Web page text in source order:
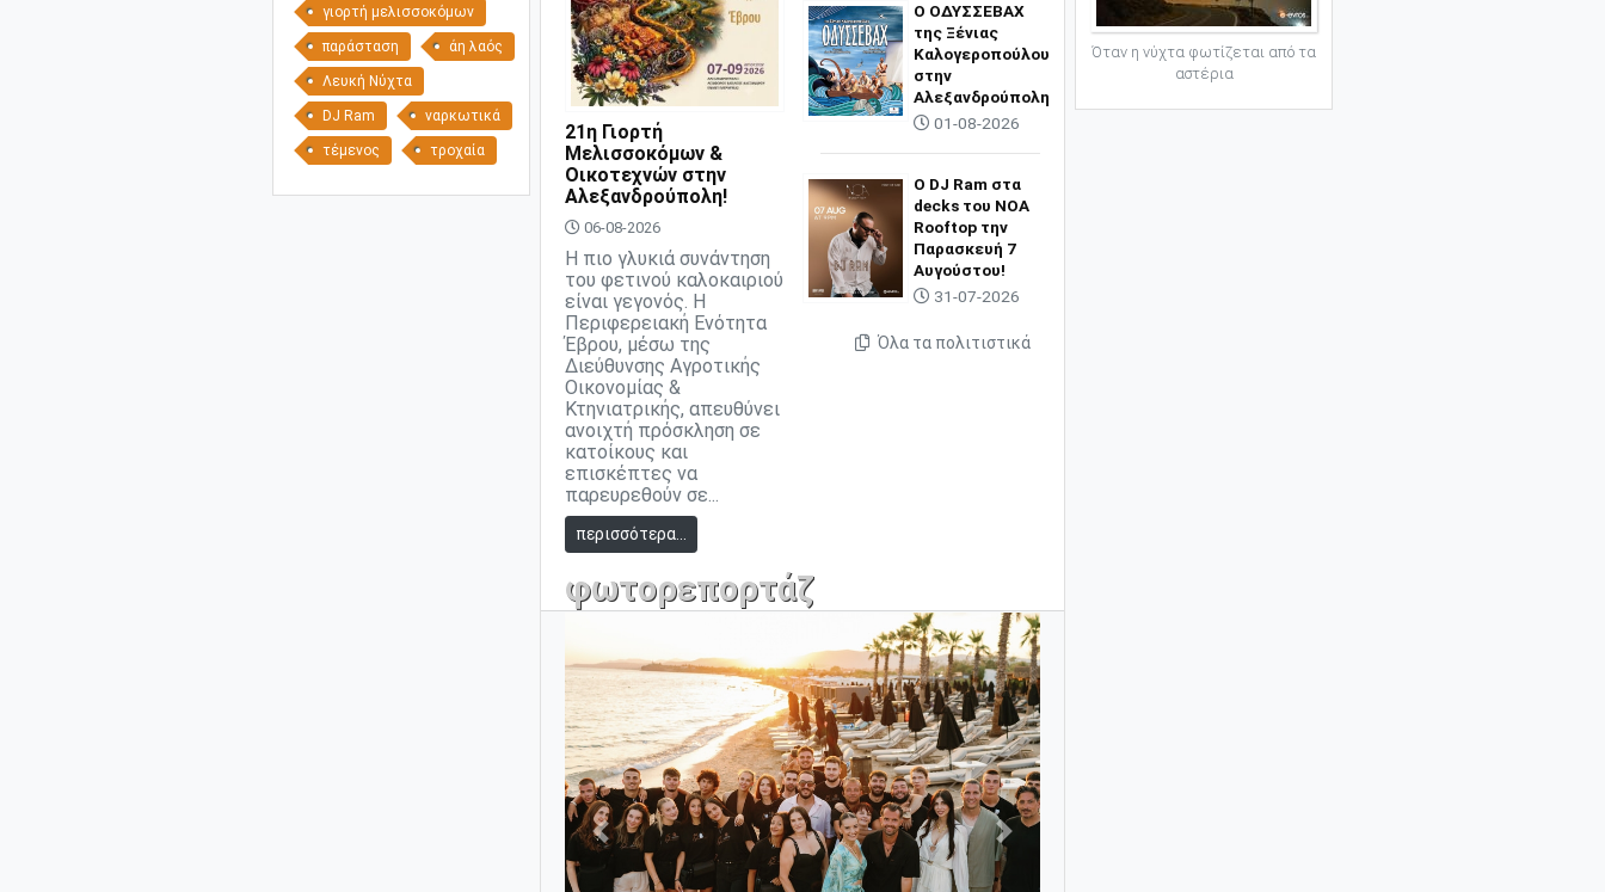
γιορτή μελισσοκόμων
παράσταση άη λαός
Λευκή Νύχτα
DJ Ram ναρκωτικά
τέμενος τροχαία
21η Γιορτή
Μελισσοκόμων &
Οικοτεχνών στην
Αλεξανδρούπολη!
06-08-2026
Η πιο γλυκιά συνάντηση
του φετινού καλοκαιριού
είναι γεγονός. Η
Περιφερειακή Ενότητα
Έβρου, μέσω της
Διεύθυνσης Αγροτικής
Οικονομίας &
Κτηνιατρικής, απευθύνει
ανοιχτή πρόσκληση σε
κατοίκους και
επισκέπτες να
παρευρεθούν σε...
περισσότερα...
O ΟΔΥΣΣΕΒΑΧ
της Ξένιας
Καλογεροπούλου
στην
Αλεξανδρούπολη
01-08-2026
Ο DJ Ram στα
decks του NOA
Rooftop την
Παρασκευή 7
Αυγούστου!
31-07-2026
Όλα τα πολιτιστικά
φωτορεπορτάζ
Όταν η νύχτα φωτίζεται από τα
αστέρια